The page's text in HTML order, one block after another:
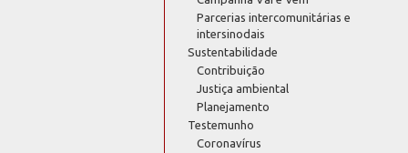
Parcerias intercomunitárias e
intersinodais
Sustentabilidade
Contribuição
Justiça ambiental
Planejamento
Testemunho
Coronavírus